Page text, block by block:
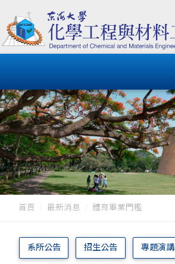
首頁 最新消息 體育畢業門檻
系所公告 招生公告 專題演講